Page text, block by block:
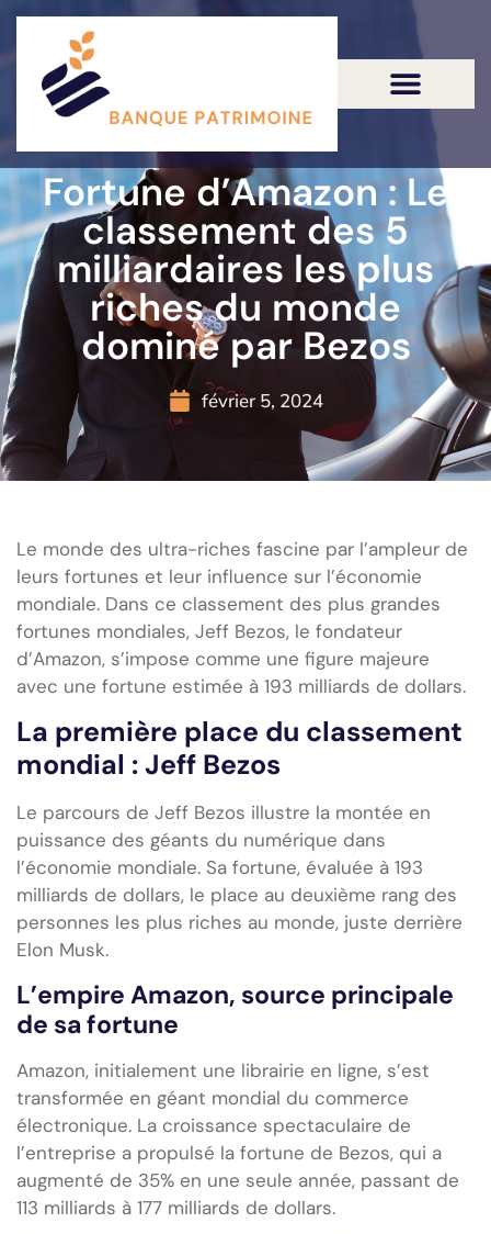
Fortune d’Amazon : Le
classement des 5
milliardaires les plus
riches du monde
dominé par Bezos
février 5, 2024
Le monde des ultra-riches fascine par l’ampleur de
leurs fortunes et leur influence sur l’économie
mondiale. Dans ce classement des plus grandes
fortunes mondiales, Jeff Bezos, le fondateur
d’Amazon, s’impose comme une figure majeure
avec une fortune estimée à 193 milliards de dollars.
La première place du classement
mondial : Jeff Bezos
Le parcours de Jeff Bezos illustre la montée en
puissance des géants du numérique dans
l’économie mondiale. Sa fortune, évaluée à 193
milliards de dollars, le place au deuxième rang des
personnes les plus riches au monde, juste derrière
Elon Musk.
L’empire Amazon, source principale
de sa fortune
Amazon, initialement une librairie en ligne, s’est
transformée en géant mondial du commerce
électronique. La croissance spectaculaire de
l’entreprise a propulsé la fortune de Bezos, qui a
augmenté de 35% en une seule année, passant de
113 milliards à 177 milliards de dollars.